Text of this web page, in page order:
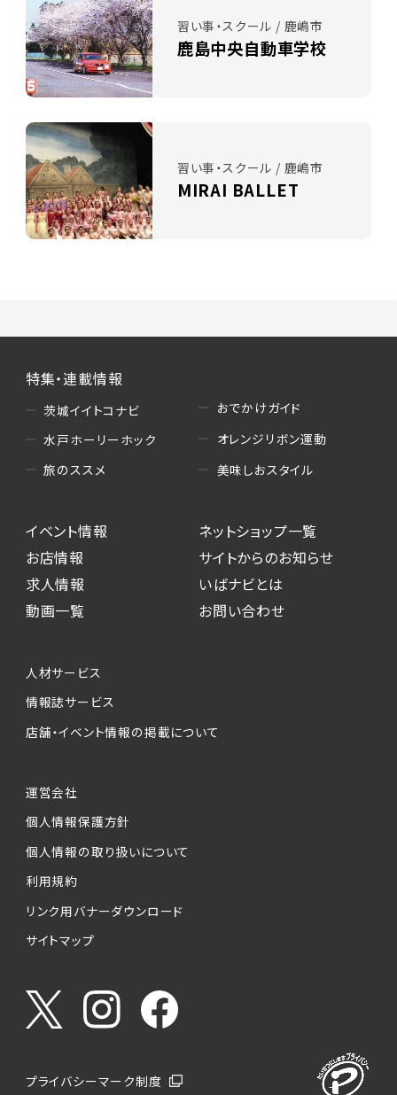
習い事・スクール / 鹿嶋市
鹿島中央自動車学校
習い事・スクール / 鹿嶋市
MIRAI BALLET
特集・連載情報
茨城イイトコナビ
水戸ホーリーホック
旅のススメ
おでかけガイド
オレンジリボン運動
美味しおスタイル
イベント情報
お店情報
求人情報
動画一覧
ネットショップ一覧
サイトからのお知らせ
いばナビとは
お問い合わせ
人材サービス
情報誌サービス
店舗・イベント情報の掲載について
運営会社
個人情報保護方針
個人情報の取り扱いについて
利用規約
リンク用バナーダウンロード
サイトマップ
プライバシーマーク制度